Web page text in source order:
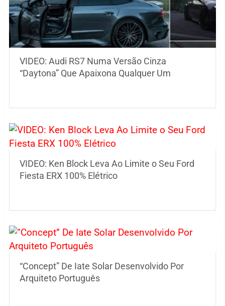
VIDEO: Audi RS7 Numa Versão Cinza
“Daytona” Que Apaixona Qualquer Um
VIDEO: Ken Block Leva Ao Limite o Seu Ford
Fiesta ERX 100% Elétrico
“Concept” De Iate Solar Desenvolvido Por
Arquiteto Português